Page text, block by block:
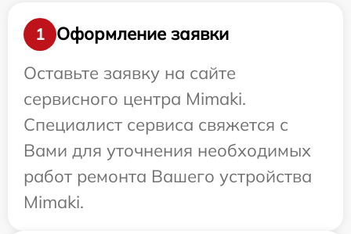
1
Оформление заявки
Оставьте заявку на сайте
сервисного центра Mimaki.
Специалист сервиса свяжется с
Вами для уточнения необходимых
работ ремонта Вашего устройства
Mimaki.